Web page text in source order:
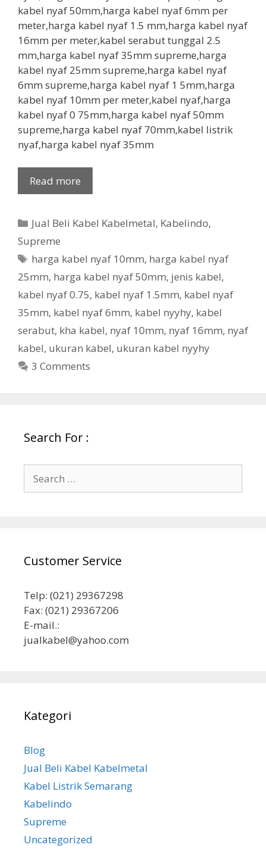
kabel nyaf 50mm,harga kabel nyaf 6mm per
meter,harga kabel nyaf 1.5 mm,harga kabel nyaf
16mm per meter,kabel serabut tunggal 2.5
mm,harga kabel nyaf 35mm supreme,harga
kabel nyaf 25mm supreme,harga kabel nyaf
6mm supreme,harga kabel nyaf 1 5mm,harga
kabel nyaf 10mm per meter,kabel nyaf,harga
kabel nyaf 0 75mm,harga kabel nyaf 50mm
supreme,harga kabel nyaf 70mm,kabel listrik
nyaf,harga kabel nyaf 35mm
Read more
Categories
Jual Beli Kabel Kabelmetal, Kabelindo,
Supreme
Tags
harga kabel nyaf 10mm, harga kabel nyaf
25mm, harga kabel nyaf 50mm, jenis kabel,
kabel nyaf 0.75, kabel nyaf 1.5mm, kabel nyaf
35mm, kabel nyaf 6mm, kabel nyyhy, kabel
serabut, kha kabel, nyaf 10mm, nyaf 16mm, nyaf
kabel, ukuran kabel, ukuran kabel nyyhy
3 Comments
Search For :
for:
Customer Service
Telp: (021) 29367298
Fax: (021) 29367206
E-mail.:
jualkabel@yahoo.com
Kategori
Blog
Jual Beli Kabel Kabelmetal
Kabel Listrik Semarang
Kabelindo
Supreme
Uncategorized